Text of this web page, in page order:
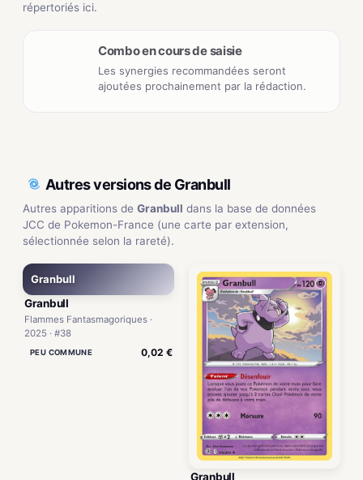
répertoriés ici.
Combo en cours de saisie
Les synergies recommandées seront
ajoutées prochainement par la rédaction.
Autres versions de Granbull
Autres apparitions de Granbull dans la base de données
JCC de Pokemon-France (une carte par extension,
sélectionnée selon la rareté).
Granbull
Granbull
Flammes Fantasmagoriques ·
2025 · #38
PEU COMMUNE 0,02 €
Granbull